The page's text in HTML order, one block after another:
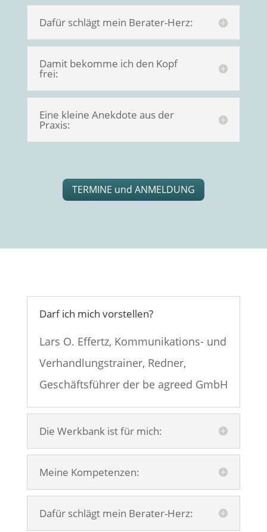
Dafür schlägt mein Berater-Herz:
Damit bekomme ich den Kopf
frei:
Eine kleine Anekdote aus der
Praxis:
TERMINE und ANMELDUNG
Darf ich mich vorstellen?
Lars O. Effertz, Kommunikations- und
Verhandlungstrainer, Redner,
Geschäftsführer der be agreed GmbH
Die Werkbank ist für mich:
Meine Kompetenzen:
Dafür schlägt mein Berater-Herz: